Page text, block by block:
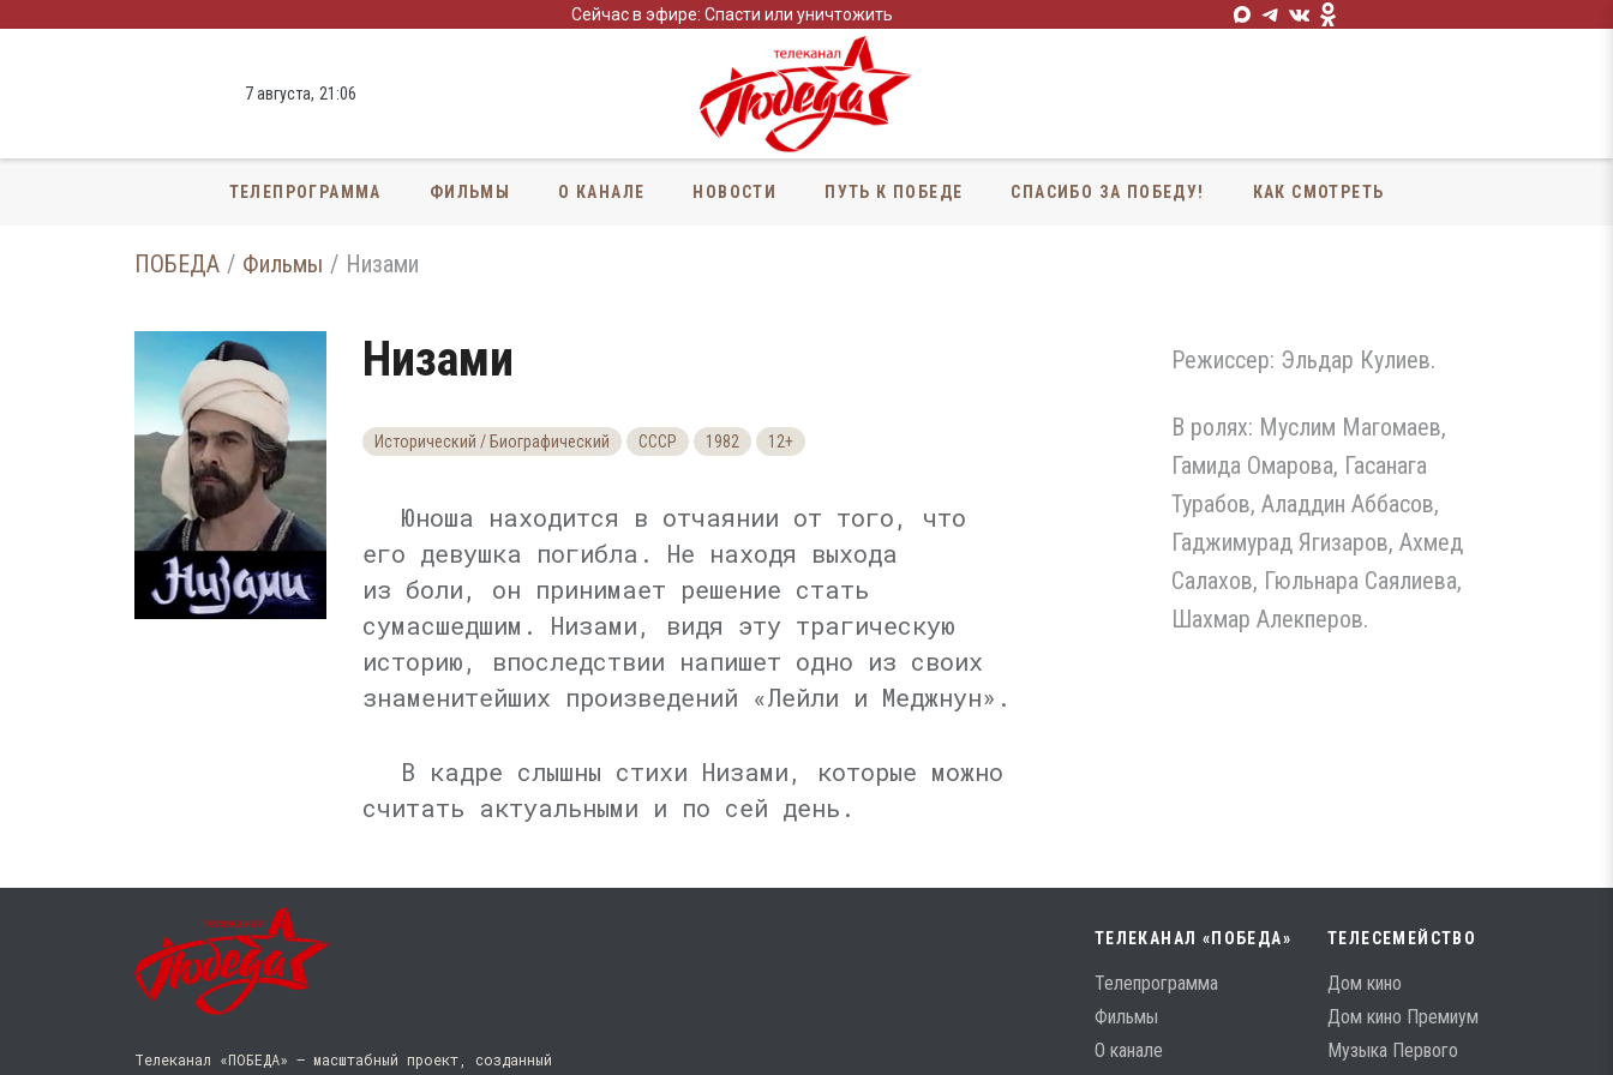
Сейчас в эфире: Спасти или уничтожить
7 августа, 21 :06
ТЕЛЕПРОГРАММА ФИЛЬМЫ О КАНАЛЕ НОВОСТИ ПУТЬ К ПОБЕДЕ СПАСИБО ЗА ПОБЕДУ! КАК СМОТРЕТЬ
ПОБЕДА Фильмы Низами
Низами
Исторический / Биографический СССР 1982 12+
Юноша находится в отчаянии от того, что
его девушка погибла. Не находя выхода
из боли, он принимает решение стать
сумасшедшим. Низами, видя эту трагическую
историю, впоследствии напишет одно из своих
знаменитейших произведений «Лейли и Меджнун».
В кадре слышны стихи Низами, которые можно
считать актуальными и по сей день.
Режиссер: Эльдар Кулиев.
В ролях: Муслим Магомаев,
Гамида Омарова, Гасанага
Турабов, Аладдин Аббасов,
Гаджимурад Ягизаров, Ахмед
Салахов, Гюльнара Саялиева,
Шахмар Алекперов.
Телеканал «ПОБЕДА» — масштабный проект, созданный
ТЕЛЕКАНАЛ «ПОБЕДА»
Телепрограмма
Фильмы
О канале
ТЕЛЕСЕМЕЙСТВО
Дом кино
Дом кино Премиум
Музыка Первого